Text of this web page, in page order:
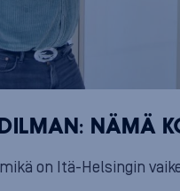
NÄMÄ
on Itä-Helsingin